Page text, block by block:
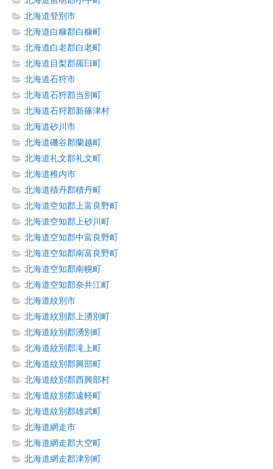
北海道登別市
北海道白糠郡白糠町
北海道白老郡白老町
北海道目梨郡羅臼町
北海道石狩市
北海道石狩郡当別町
北海道石狩郡新篠津村
北海道砂川市
北海道磯谷郡蘭越町
北海道礼文郡礼文町
北海道稚内市
北海道積丹郡積丹町
北海道空知郡上富良野町
北海道空知郡上砂川町
北海道空知郡中富良野町
北海道空知郡南富良野町
北海道空知郡南幌町
北海道空知郡奈井江町
北海道紋別市
北海道紋別郡上湧別町
北海道紋別郡湧別町
北海道紋別郡滝上町
北海道紋別郡興部町
北海道紋別郡西興部村
北海道紋別郡遠軽町
北海道紋別郡雄武町
北海道網走市
北海道網走郡大空町
北海道網走郡津別町